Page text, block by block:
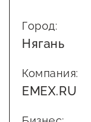
Город:
Нягань
Компания:
EMEX.RU